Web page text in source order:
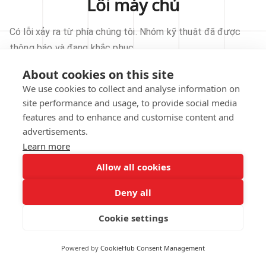
About cookies on this site
We use cookies to collect and analyse information on
site performance and usage, to provide social media
features and to enhance and customise content and
advertisements.
Learn more
Allow all cookies
Deny all
Cookie settings
Powered by CookieHub Consent Management
Lỗi máy chủ
Có lỗi xảy ra từ phía chúng tôi. Nhóm kỹ thuật đã được
thông báo và đang khắc phục.
THỬ LẠI
VỀ TRANG CHỦ
notified.